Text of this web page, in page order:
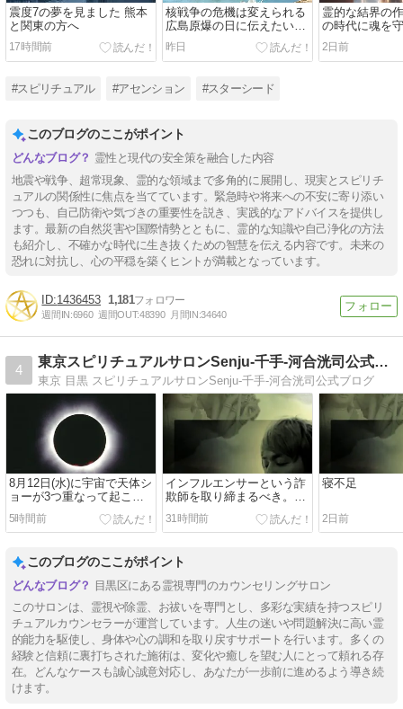
震度7の夢を見ました 熊本
と関東の方へ
17時間前
核戦争の危機は変えられる
広島原爆の日に伝えたいこ
と
昨日
霊的な結界の
の時代に魂を
2日前
#スピリチュアル #アセンション #スターシード
このブログのここがポイント
霊性と現代の安全策を融合した内容
地震や戦争、超常現象、霊的な領域まで多角的に展開し、現実とスピリチ
ュアルの関係性に焦点を当てています。緊急時や将来への不安に寄り添い
つつも、自己防衛や気づきの重要性を説き、実践的なアドバイスを提供し
ます。最新の自然災害や国際情勢とともに、霊的な知識や自己浄化の方法
も紹介し、不確かな時代に生き抜くための智慧を伝える内容です。未来の
恐れに対抗し、心の平穏を築くヒントが満載となっています。
1436453 1,181
週間IN:6960 週間OUT:48390 月間IN:34640
4
東京スピリチュアルサロンSenju-千手-河合洸司公式ブログ
東京 目黒 スピリチュアルサロンSenju-千手-河合洸司公式ブログ
8月12日(水)に宇宙で天体シ
ョーが3つ重なって起こ
る。神は世界核戦争の警告
をする。
5時間前
インフルエンサーという詐
欺師を取り締まるべき。子
供が勘違いする。
31時間前
寝不足
2日前
このブログのここがポイント
目黒区にある霊視専門のカウンセリングサロン
このサロンは、霊視や除霊、お祓いを専門とし、多彩な実績を持つスピリ
チュアルカウンセラーが運営しています。人生の迷いや問題解決に高い霊
的能力を駆使し、身体や心の調和を取り戻すサポートを行います。多くの
経験と信頼に裏打ちされた施術は、変化や癒しを望む人にとって頼れる存
在。どんなケースも誠心誠意対応し、あなたが一歩前に進めるよう導き続
けます。